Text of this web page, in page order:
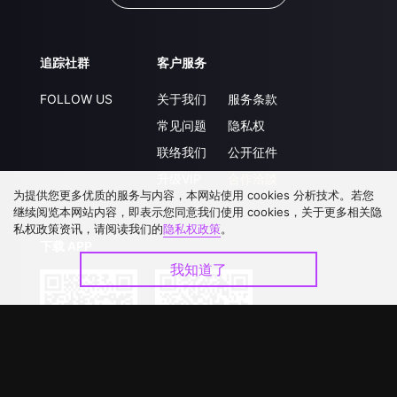
追踪社群
FOLLOW US
客户服务
关于我们
常见问题
联络我们
服务条款
隐私权
公开征件
为提供您更多优质的服务与内容，本网站使用 cookies 分析技术。若您
继续阅览本网站内容，即表示您同意我们使用 cookies，关于更多相关隐
私权政策资讯，请阅读我们的隐私权政策。
我知道了